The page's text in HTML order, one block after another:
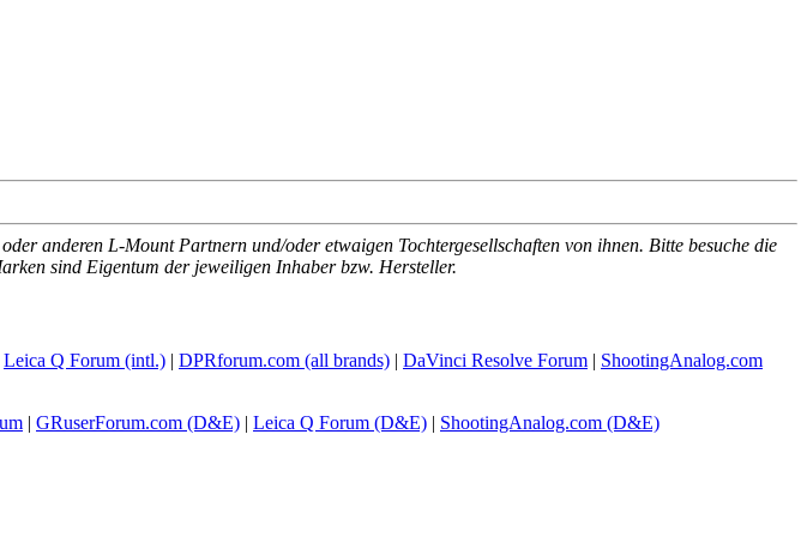
anderen L-Mount Partnern und/oder etwaigen Tochtergesellschaften von ihnen. Bitte besuche die
sind Eigentum der jeweiligen Inhaber bzw. Hersteller.
Leica Q Forum (intl.) | DPRforum.com (all brands) | DaVinci Resolve Forum | ShootingAnalog.com
| GRuserForum.com (D&E) | Leica Q Forum (D&E) | ShootingAnalog.com (D&E)